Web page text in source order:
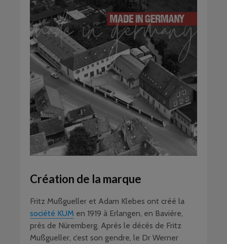
Création de la marque
Fritz Mußgueller et Adam Klebes ont créé la
société KUM en 1919 à Erlangen, en Bavière,
près de Nüremberg. Après le décès de Fritz
Mußgueller, c’est son gendre, le Dr Werner